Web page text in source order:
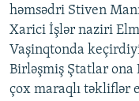
həmsədri Stiven
Xarici İşlər naziri
Vaşinqtonda
Birləşmiş Ştatlar ona
çox maraqlı təkliflər